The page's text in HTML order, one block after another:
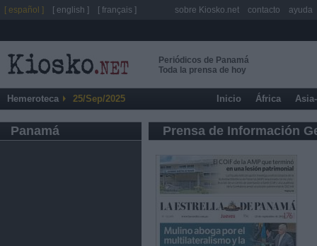
Periódicos de Panamá
Toda la prensa de hoy
Hemeroteca 25/Sep/2025 Inicio África
Panamá Prensa de Información
[ español ] [ english ] [ français ] sobre Kiosko.net contacto ayuda